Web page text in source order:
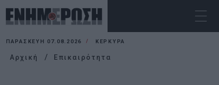
ΠΑΡΑΣΚΕΥΉ 07.08.2026 ΚΕΡΚΥΡΑ
Αρχική Επικαιρότητα